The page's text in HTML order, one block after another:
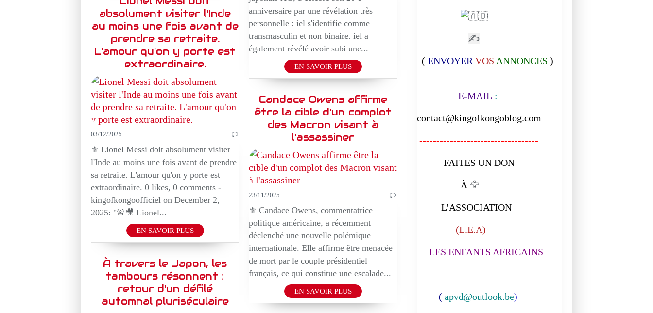
anniversaire par une révélation très
personnelle : iel s'identifie comme
transmasculin et non binaire. iel a
également révélé avoir subi une...
EN SAVOIR PLUS
absolument visiter l'Inde
au moins une fois avant de
prendre sa retraite.
L'amour qu'on y porte est
extraordinaire.
DOCUMENTAIRE
03/12/2025
⚜️ Lionel Messi doit absolument visiter
l'Inde au moins une fois avant de prendre
sa retraite. L'amour qu'on y porte est
extraordinaire. 0 likes, 0 comments -
kingofkongoofficiel on December 2,
2025: "🚨🎥 Lionel...
EN SAVOIR PLUS
Candace Owens affirme
être la cible d'un complot
des Macron visant à
l'assassiner
INFO
23/11/2025
⚜️ Candace Owens, commentatrice
politique américaine, a récemment
déclenché une nouvelle polémique
internationale. Elle affirme être menacée
de mort par le couple présidentiel
français, ce qui constitue une escalade...
EN SAVOIR PLUS
À travers le Japon, les
tambours résonnent :
retour d'un défilé
automnal pluriséculaire
✍
( ENVOYER VOS ANNONCES )
E-MAIL :
contact@kingofkongoblog.com
-----------------------------------
FAITES UN DON
À 🦅
L'ASSOCIATION
(L.E.A)
LES ENFANTS AFRICAINS
( apvd@outlook.be)